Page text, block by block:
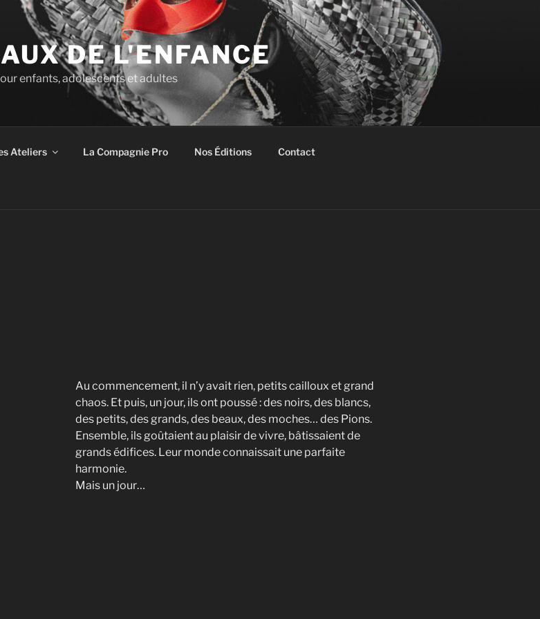
DE L'ENFANCE
enfants, adolescents et adultes
Ateliers La Compagnie Pro Nos Éditions Contact
Au commencement, il n’y avait rien, petits cailloux et grand
chaos. Et puis, un jour, ils ont poussé : des noirs, des blancs,
des petits, des grands, des beaux, des moches… des Pions.
Ensemble, ils goûtaient au plaisir de vivre, bâtissaient de
grands édifices. Leur monde connaissait une parfaite
harmonie.
Mais un jour…